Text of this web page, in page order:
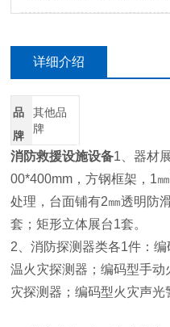
详细介绍
品
牌
其他品
牌
消防救援设施设备1、器材
00*400mm，方钢框架，1
处理，台面铺有2㎜透明防
套；矩形立体展台1套。
2、消防探测器类各1件：
温火灾探测器；编码型手
灾探测器；编码型火灾声光